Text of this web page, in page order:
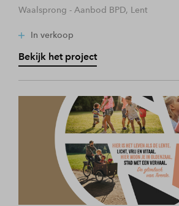
Waalsprong - Aanbod BPD, Lent
In verkoop
Bekijk het project